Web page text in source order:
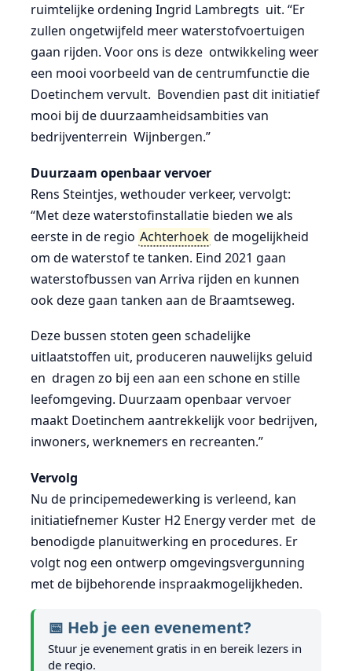
ruimtelijke ordening Ingrid Lambregts uit. “Er
zullen ongetwijfeld meer waterstofvoertuigen
gaan rijden. Voor ons is deze ontwikkeling weer
een mooi voorbeeld van de centrumfunctie die
Doetinchem vervult. Bovendien past dit initiatief
mooi bij de duurzaamheidsambities van
bedrijventerrein Wijnbergen.”
Duurzaam openbaar vervoer
Rens Steintjes, wethouder verkeer, vervolgt:
“Met deze waterstofinstallatie bieden we als
eerste in de regio Achterhoek de mogelijkheid
om de waterstof te tanken. Eind 2021 gaan
waterstofbussen van Arriva rijden en kunnen
ook deze gaan tanken aan de Braamtseweg.
Deze bussen stoten geen schadelijke
uitlaatstoffen uit, produceren nauwelijks geluid
en dragen zo bij een aan een schone en stille
leefomgeving. Duurzaam openbaar vervoer
maakt Doetinchem aantrekkelijk voor bedrijven,
inwoners, werknemers en recreanten.”
Vervolg
Nu de principemedewerking is verleend, kan
initiatiefnemer Kuster H2 Energy verder met de
benodigde planuitwerking en procedures. Er
volgt nog een ontwerp omgevingsvergunning
met de bijbehorende inspraakmogelijkheden.
📅 Heb je een evenement?
Stuur je evenement gratis in en bereik lezers in
de regio.